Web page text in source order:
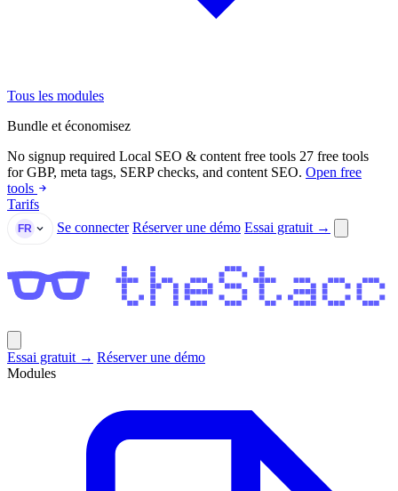
Tous les modules
Bundle et économisez
No signup required Local SEO & content free tools 27 free tools
for GBP, meta tags, SERP checks, and content SEO. Open free
tools
Tarifs
FR Se connecter Réserver une démo Essai gratuit →
Essai gratuit → Réserver une démo
Modules